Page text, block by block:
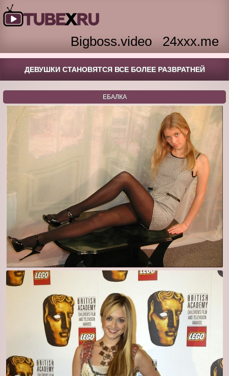
Bigboss.video 24xxx.me
ДЕВУШКИ СТАНОВЯТСЯ ВСЕ БОЛЕЕ РАЗВРАТНЕЙ
ЕБАЛКА